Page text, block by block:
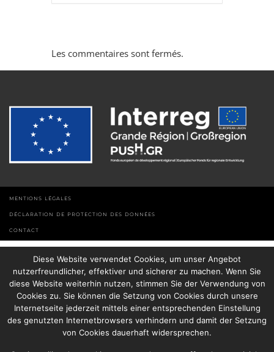
Les commentaires sont fermés.
MENTIONS LÉGALES
DÉCLARATION DE PROTECTION DES DONNÉES
CONTACT
Diese Website verwendet Cookies, um unser Angebot
nutzerfreundlicher, effektiver und sicherer zu machen. Wenn Sie
diese Website weiterhin nutzen, stimmen Sie der Verwendung von
Cookies zu. Sie können die Setzung von Cookies durch unsere
Internetseite jederzeit mittels einer entsprechenden Einstellung
des genutzten Internetbrowsers verhindern und damit der Setzung
von Cookies dauerhaft widersprechen.